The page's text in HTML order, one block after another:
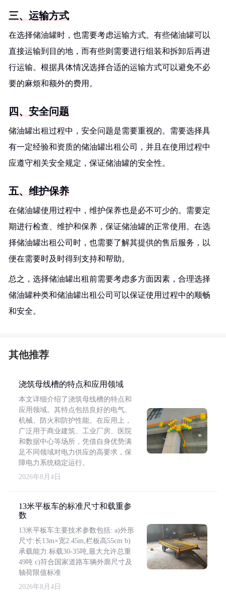
三、运输方式
在选择储油罐时，也需要考虑运输方式。有些储油罐可以
直接运输到目的地，而有些则需要进行组装和拆卸后再进
行运输。根据具体情况选择合适的运输方式可以避免不必
要的麻烦和额外的费用。
四、安全问题
储油罐出租过程中，安全问题是需要重视的。需要选择具
有一定经验和资质的储油罐出租公司，并且在使用过程中
应遵守相关安全规定，保证储油罐的安全性。
五、维护保养
在储油罐使用过程中，维护保养也是必不可少的。需要定
期进行检查、维护和保养，保证储油罐的正常使用。在选
择储油罐出租公司时，也需要了解其提供的售后服务，以
便在需要时及时得到支持和帮助。
总之，选择储油罐出租前需要考虑多方面因素，合理选择
储油罐种类和储油罐出租公司可以保证使用过程中的顺畅
和安全。
其他推荐
浇筑母线槽的特点和应用领域
本文详细介绍了浇筑母线槽的特点和
应用领域。其特点包括良好的电气、
机械、防火和防护性能。在应用上，
广泛用于商业建筑、工业厂房、医院
和数据中心等场所，凭借自身优势满
足不同领域对电力供应的高要求，保
障电力系统稳定运行。
2026年8月4日
13米平板车的标准尺寸和载重参
数
13米平板车主要技术参数包括: a)外形
尺寸:长13m×宽2.45m,栏板高55cm b)
承载能力:标载30-35吨,最大允许总重
49吨 c)符合国家道路车辆外廓尺寸及
轴荷限值标准
2026年8月4日